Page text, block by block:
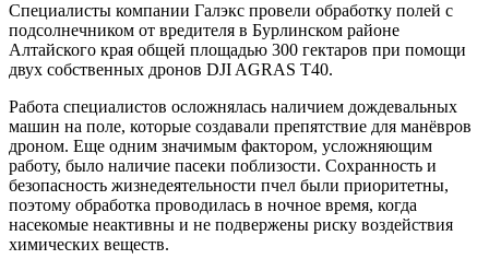
Специалисты компании Галэкс провели обработку полей с
подсолнечником от вредителя в Бурлинском районе
Алтайского края общей площадью 300 гектаров при помощи
двух собственных дронов DJI AGRAS T40.
Работа специалистов осложнялась наличием дождевальных
машин на поле, которые создавали препятствие для манёвров
дроном. Еще одним значимым фактором, усложняющим
работу, было наличие пасеки поблизости. Сохранность и
безопасность жизнедеятельности пчел были приоритетны,
поэтому обработка проводилась в ночное время, когда
насекомые неактивны и не подвержены риску воздействия
химических веществ.